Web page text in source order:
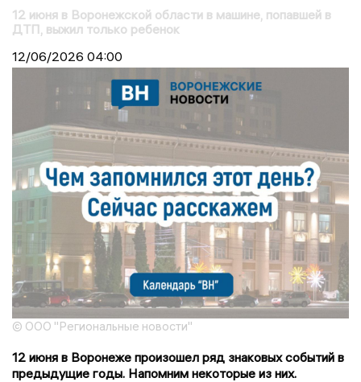
12 июня в Воронежской области в машине, попавшей в
ДТП, выжил только ребенок
12/06/2026 04:00
© ООО "Региональные новости"
12 июня в Воронеже произошел ряд знаковых событий в
предыдущие годы. Напомним некоторые из них.